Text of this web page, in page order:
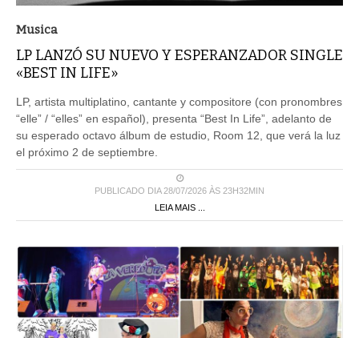
Musica
LP LANZÓ SU NUEVO Y ESPERANZADOR SINGLE
«BEST IN LIFE»
LP, artista multiplatino, cantante y compositore (con pronombres
“elle” / “elles” en español), presenta “Best In Life”, adelanto de
su esperado octavo álbum de estudio, Room 12, que verá la luz
el próximo 2 de septiembre.
PUBLICADO DIA 28/07/2026 ÀS 23H32MIN
LEIA MAIS ...